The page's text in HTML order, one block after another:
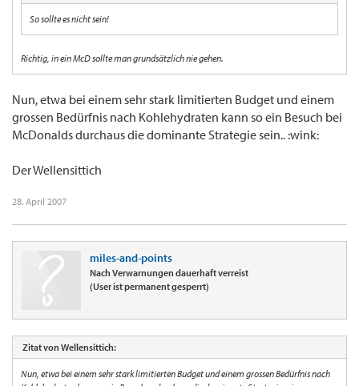
So sollte es nicht sein!
Richtig, in ein McD sollte man grundsätzlich nie gehen.
Nun, etwa bei einem sehr stark limitierten Budget und einem
grossen Bedürfnis nach Kohlehydraten kann so ein Besuch bei
McDonalds durchaus die dominante Strategie sein.. :wink:
Der Wellensittich
28. April 2007
miles-and-points
Nach Verwarnungen dauerhaft verreist
(User ist permanent gesperrt)
Zitat von Wellensittich:
Nun, etwa bei einem sehr stark limitierten Budget und einem grossen Bedürfnis nach